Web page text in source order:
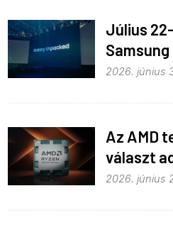
Július
Samsung
ez
2026. június
Az AMD
választ
2026. június